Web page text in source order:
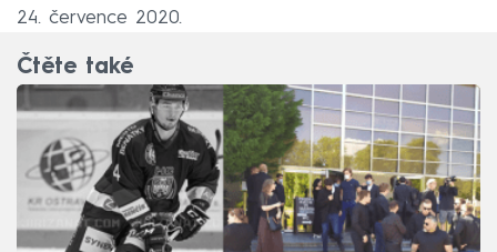
24. července 2020.
Čtěte také